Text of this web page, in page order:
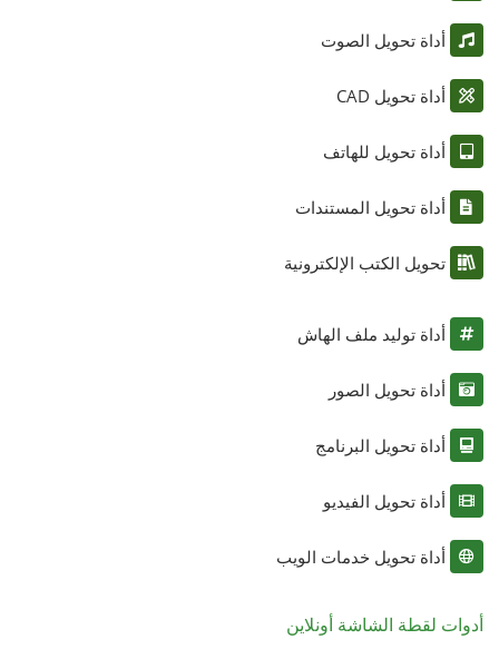
أداة تحويل الصوت
أداة تحويل CAD
أداة تحويل للهاتف
أداة تحويل المستندات
تحويل الكتب الإلكترونية
أداة توليد ملف الهاش
أداة تحويل الصور
أداة تحويل البرنامج
أداة تحويل الفيديو
أداة تحويل خدمات الويب
أدوات لقطة الشاشة أونلاين